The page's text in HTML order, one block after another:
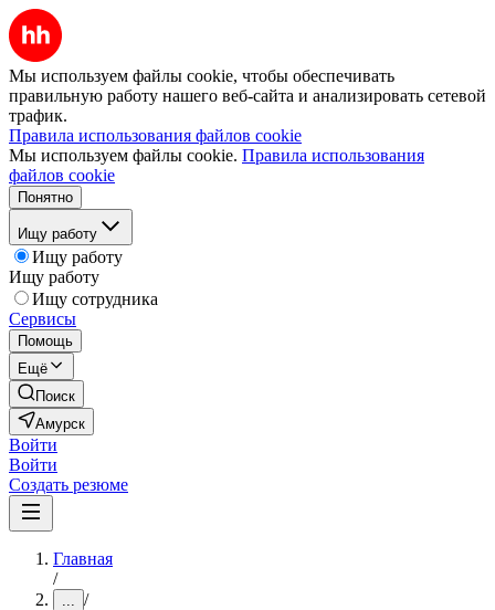
Мы используем файлы cookie, чтобы обеспечивать
правильную работу нашего веб-сайта и анализировать сетевой
трафик.
Правила использования файлов cookie
Мы используем файлы cookie. Правила использования
файлов cookie
Понятно
Ищу работу
Ищу работу
Ищу работу
Ищу сотрудника
Сервисы
Помощь
Ещё
Поиск
Амурск
Войти
Войти
Создать резюме
Главная
/
... /